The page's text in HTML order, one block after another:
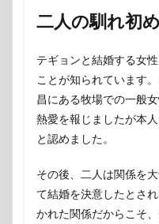
二人の馴れ初
テギョンと結婚する女
ことが知られています
昌にある牧場での一般
熱愛を報じましたが本
と認めました。
その後、二人は関係を
て結婚を決意したとさ
かれた関係だからこそ